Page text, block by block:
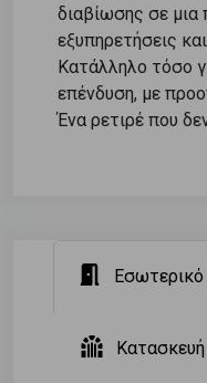
διαβίωσης σε μια
εξυπηρετήσεις
Κατάλληλο τόσο
επένδυση, με
Ένα ρετιρέ που
Εσωτερικό
Κατασκευή